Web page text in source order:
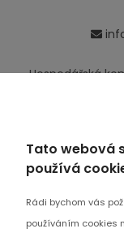
Hospodářská
Tato webová
používá
Rádi bychom vás
používáním cookies